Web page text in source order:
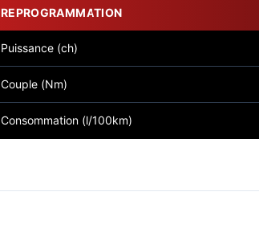
REPROGRAMMATION
Puissance (ch)
Couple (Nm)
Consommation (l/100km)